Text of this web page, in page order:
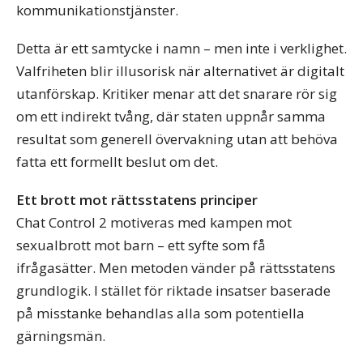
kommunikationstjänster.
Detta är ett samtycke i namn – men inte i verklighet.
Valfriheten blir illusorisk när alternativet är digitalt
utanförskap. Kritiker menar att det snarare rör sig
om ett indirekt tvång, där staten uppnår samma
resultat som generell övervakning utan att behöva
fatta ett formellt beslut om det.
Ett brott mot rättsstatens principer
Chat Control 2 motiveras med kampen mot
sexualbrott mot barn – ett syfte som få
ifrågasätter. Men metoden vänder på rättsstatens
grundlogik. I stället för riktade insatser baserade
på misstanke behandlas alla som potentiella
gärningsmän.